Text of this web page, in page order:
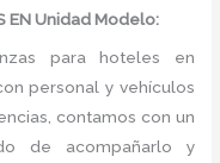
EN Unidad Modelo:
para hoteles en
personal y vehículos
contamos con un
de acompañarlo y